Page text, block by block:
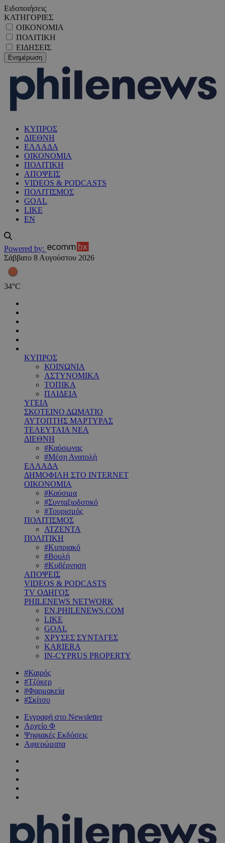
Ειδοποιήσεις
ΚΑΤΗΓΟΡΙΕΣ
ΟΙΚΟΝΟΜΙΑ
ΠΟΛΙΤΙΚΗ
ΕΙΔΗΣΕΙΣ
ΚΥΠΡΟΣ
ΔΙΕΘΝΗ
ΕΛΛΑΔΑ
ΟΙΚΟΝΟΜΙΑ
ΠΟΛΙΤΙΚΗ
ΑΠΟΨΕΙΣ
VIDEOS & PODCASTS
ΠΟΛΙΤΙΣΜΟΣ
GOAL
LIKE
EN
Powered by:
Σάββατο 8 Αυγούστου 2026
34°C
ΚΥΠΡΟΣ
ΚΟΙΝΩΝΙΑ
ΑΣΤΥΝΟΜΙΚΑ
ΤΟΠΙΚΑ
ΠΑΙΔΕΙΑ
ΥΓΕΙΑ
ΣΚΟΤΕΙΝΟ ΔΩΜΑΤΙΟ
ΑΥΤΟΠΤΗΣ ΜΑΡΤΥΡΑΣ
ΤΕΛΕΥΤΑΙΑ ΝΕΑ
ΔΙΕΘΝΗ
#Καύσωνας
#Μέση Ανατολή
ΕΛΛΑΔΑ
ΔΗΜΟΦΙΛΗ ΣΤΟ INTERNET
ΟΙΚΟΝΟΜΙΑ
#Καύσιμα
#Συνταξιοδοτικό
#Τουρισμός
ΠΟΛΙΤΙΣΜΟΣ
ΑΤΖΕΝΤΑ
ΠΟΛΙΤΙΚΗ
#Κυπριακό
#Βουλή
#Κυβέρνηση
ΑΠΟΨΕΙΣ
VIDEOS & PODCASTS
TV ΟΔΗΓΟΣ
PHILENEWS NETWORK
EN.PHILENEWS.COM
LIKE
GOAL
ΧΡΥΣΕΣ ΣΥΝΤΑΓΕΣ
KARIERA
IN-CYPRUS PROPERTY
#Καιρός
#Τζόκερ
#Φαρμακεία
#Σκίτσο
Εγγραφή στο Newsletter
Αρχείο Φ
Ψηφιακές Εκδόσεις
Αφιερώματα